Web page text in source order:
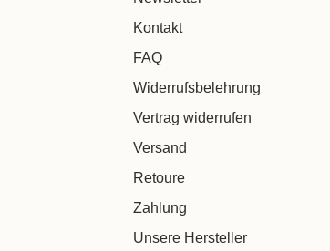
Kontakt
FAQ
Widerrufsbelehrung
Vertrag widerrufen
Versand
Retoure
Zahlung
Unsere Hersteller